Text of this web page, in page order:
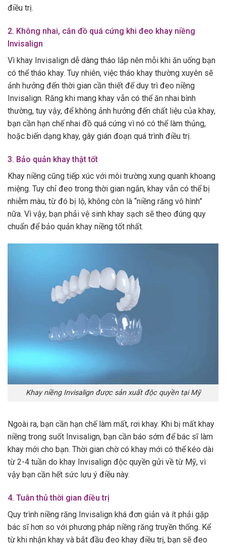
điều trị.
2. Không nhai, cắn đồ quá cứng khi đeo khay niềng
Invisalign
Vì khay Invisalign dễ dàng tháo lắp nên mỗi khi ăn uống bạn
có thể tháo khay. Tuy nhiên, việc tháo khay thường xuyên sẽ
ảnh hưởng đến thời gian cần thiết để duy trì đeo niềng
Invisalign. Răng khi mang khay vẫn có thể ăn nhai bình
thường, tuy vậy, để không ảnh hưởng đến chất liệu của khay,
bạn cần hạn chế nhai đồ quá cứng vì nó có thể làm thủng,
hoặc biến dạng khay, gây gián đoạn quá trình điều trị.
3. Bảo quản khay thật tốt
Khay niềng cũng tiếp xúc với môi trường xung quanh khoang
miệng. Tuy chỉ đeo trong thời gian ngắn, khay vẫn có thể bị
nhiễm màu, từ đó bị lộ, không còn là “niềng răng vô hình”
nữa. Vì vậy, bạn phải vệ sinh khay sạch sẽ theo đúng quy
chuẩn để bảo quản khay niềng tốt nhất.
Khay niềng Invisalign được sản xuất độc quyền tại Mỹ
Ngoài ra, bạn cần hạn chế làm mất, rơi khay. Khi bị mất khay
niềng trong suốt Invisalign, bạn cần báo sớm để bác sĩ làm
khay mới cho bạn. Thời gian chờ có khay mới có thể kéo dài
từ 2-4 tuần do khay Invisalign độc quyền gửi về từ Mỹ, vì
vậy bạn cần hết sức lưu ý điều này.
4. Tuân thủ thời gian điều trị
Quy trình niềng răng Invisalign khá đơn giản và ít phải gặp
bác sĩ hơn so với phương pháp niềng răng truyền thống. Kể
từ khi nhận khay và bắt đầu đeo khay điều trị, bạn sẽ đeo